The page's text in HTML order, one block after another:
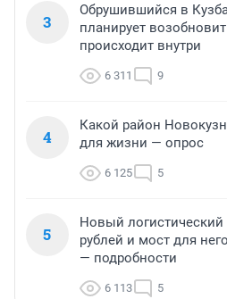
3
Обрушившийся в
планирует
происходит внутри
6 311 9
4
Какой район
для жизни — опрос
6 125 5
5
Новый логистический
рублей и мост для
— подробности
6 113 5